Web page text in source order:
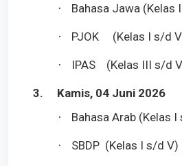
· Bahasa Jawa (Kelas
· PJOK (Kelas I s/d
· IPAS (Kelas III s/d
3. Kamis, 04 Juni 2026
· Bahasa Arab (Kelas I
· SBDP (Kelas I s/d V)